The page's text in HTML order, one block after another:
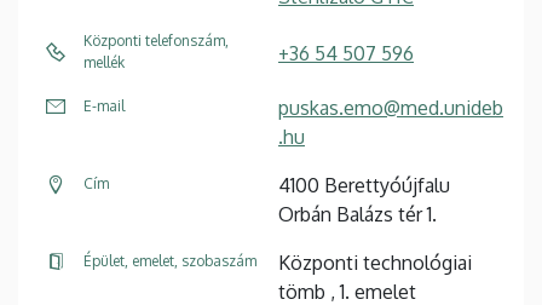
Központi telefonszám,
mellék
+36 54 507 596
E-mail
puskas.emo@med.unideb
.hu
Cím
4100 Berettyóújfalu
Orbán Balázs tér 1.
Épület, emelet, szobaszám
Központi technológiai
tömb , 1. emelet